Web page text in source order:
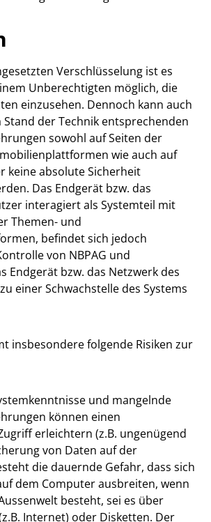
Verschlüsselung ist es
Unberechtigten möglich, die
einzusehen. Dennoch kann auch
der Technik entsprechenden
sowohl auf Seiten der
wie auch auf
keine absolute Sicherheit
Das Endgerät bzw. das
interagiert als Systemteil mit
Themen- und
befindet sich jedoch
von NBPAG und
Endgerät bzw. das Netzwerk des
einer Schwachstelle des Systems
insbesondere folgende Risiken zur
und mangelnde
können einen
erleichtern (z.B. ungenügend
von Daten auf der
die dauernde Gefahr, dass sich
dem Computer ausbreiten, wenn
besteht, sei es über
Internet) oder Disketten. Der